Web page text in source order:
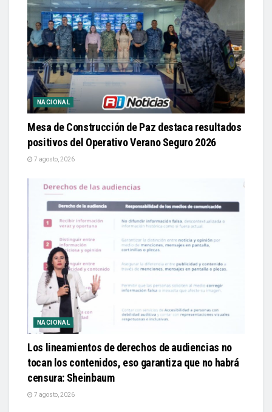
NACIONAL
Mesa de Construcción de Paz destaca resultados
positivos del Operativo Verano Seguro 2026
7 agosto, 2026
NACIONAL
Los lineamientos de derechos de audiencias no
tocan los contenidos, eso garantiza que no habrá
censura: Sheinbaum
7 agosto, 2026